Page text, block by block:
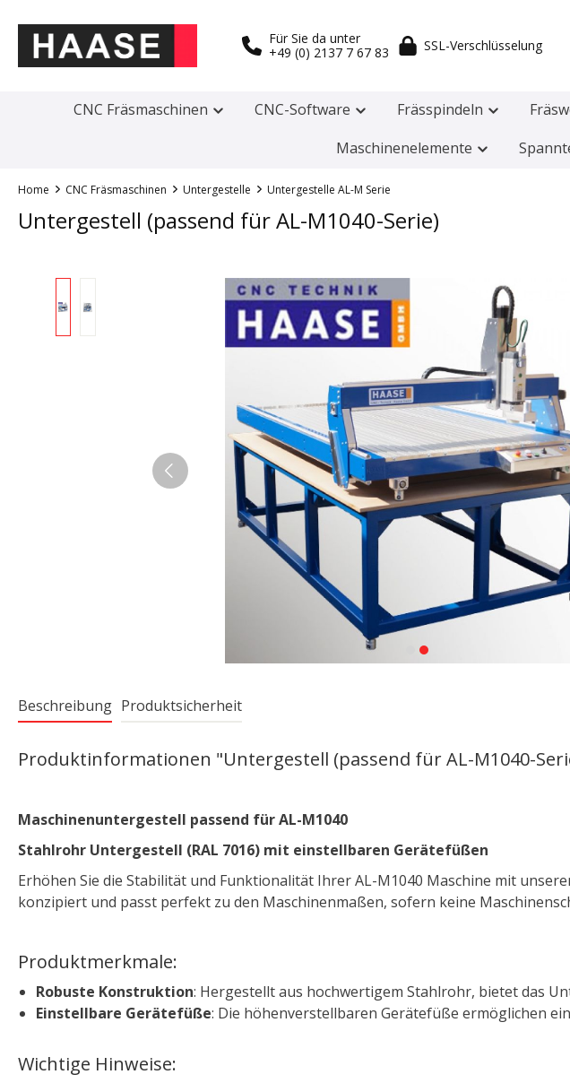
Für Sie da unter
+49 (0) 2137 7 67 83
SSL-Verschlüsselung
CNC Fräsmaschinen CNC-Software Frässpindeln
Maschinenelemente
Home CNC Fräsmaschinen Untergestelle Untergestelle AL-M Serie
Untergestell (passend für AL-M1040-Serie)
Beschreibung Produktsicherheit
Produktinformationen "Untergestell (passend für AL-M1040-
Maschinenuntergestell passend für AL-M1040
Stahlrohr Untergestell (RAL 7016) mit einstellbaren Gerätefüßen
Erhöhen Sie die Stabilität und Funktionalität Ihrer AL-M1040 Maschine mit
konzipiert und passt perfekt zu den Maschinenmaßen, sofern keine
Produktmerkmale:
Robuste Konstruktion: Hergestellt aus hochwertigem Stahlrohr, bietet das
Einstellbare Gerätefüße: Die höhenverstellbaren Gerätefüße ermöglichen
Wichtige Hinweise: